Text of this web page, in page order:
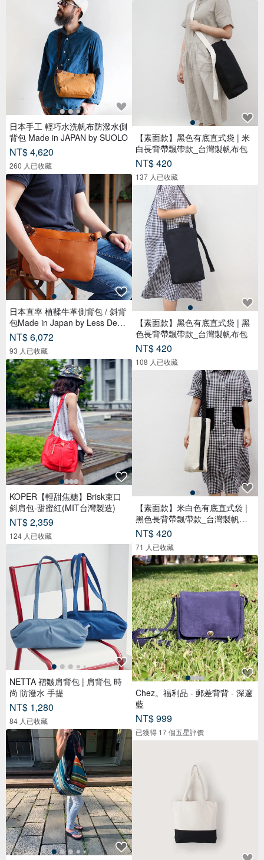
日本手工 輕巧水洗帆布防潑水側
背包 Made in JAPAN by SUOLO
NT$ 4,620
260 人已收藏
日本直率 植鞣牛革側背包 / 斜背
包Made in Japan by Less Desig
n
NT$ 6,072
93 人已收藏
KOPER【輕甜焦糖】Brisk束口
斜肩包-甜蜜紅(MIT台灣製造)
NT$ 2,359
124 人已收藏
NETTA 褶皺肩背包 | 肩背包 時
尚 防潑水 手提
NT$ 1,280
84 人已收藏
【素面款】黑色有底直式袋 | 米
白長背帶飄帶款_台灣製帆布包
NT$ 420
137 人已收藏
【素面款】黑色有底直式袋 | 黑
色長背帶飄帶款_台灣製帆布包
NT$ 420
108 人已收藏
【素面款】米白色有底直式袋 |
黑色長背帶飄帶款_台灣製帆布
包
NT$ 420
71 人已收藏
Chez。福利品 - 郵差背背 - 深邃
藍
NT$ 999
已獲得 17 個五星評價